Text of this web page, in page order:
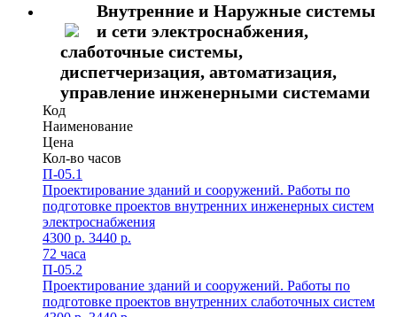
Внутренние и Наружные системы
и сети электроснабжения,
слаботочные системы,
диспетчеризация, автоматизация,
управление инженерными системами
Код
Наименование
Цена
Кол-во часов
П-05.1
Проектирование зданий и сооружений. Работы по
подготовке проектов внутренних инженерных систем
электроснабжения
4300 p. 3440 p.
72 часа
П-05.2
Проектирование зданий и сооружений. Работы по
подготовке проектов внутренних слаботочных систем